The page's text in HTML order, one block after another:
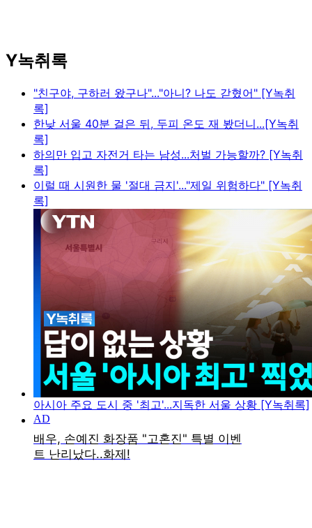
Y녹취록
"친구야, 구하러 왔구나"..."아니? 나도 갇혔어" [Y녹취
록]
한낮 서울 40분 걸은 뒤, 두피 온도 재 봤더니...[Y녹취
록]
하의만 입고 자전거 타는 남성...처벌 가능할까? [Y녹취
록]
이럴 때 시원한 물 '절대 금지'..."제일 위험하다" [Y녹취
록]
아시아 주요 도시 중 '최고'...지독한 서울 상황 [Y녹취록]